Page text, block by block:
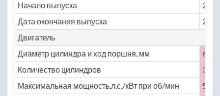
Начало выпуска
2006
Дата окончания выпуска
2011
Двигатель
Диаметр цилиндра и ход поршня, мм
68 ×
Количество цилиндров
3
Максимальная мощность,л.с./кВт при об/мин
59 /